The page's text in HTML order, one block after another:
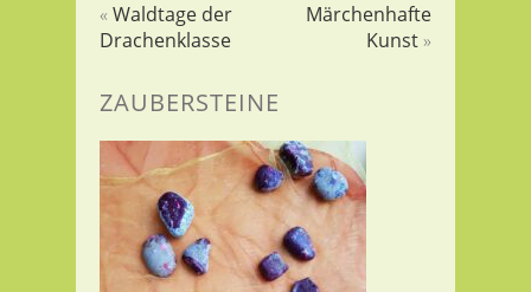
« Waldtage der
Drachenklasse
Märchenhafte
Kunst»
ZAUBERSTEINE